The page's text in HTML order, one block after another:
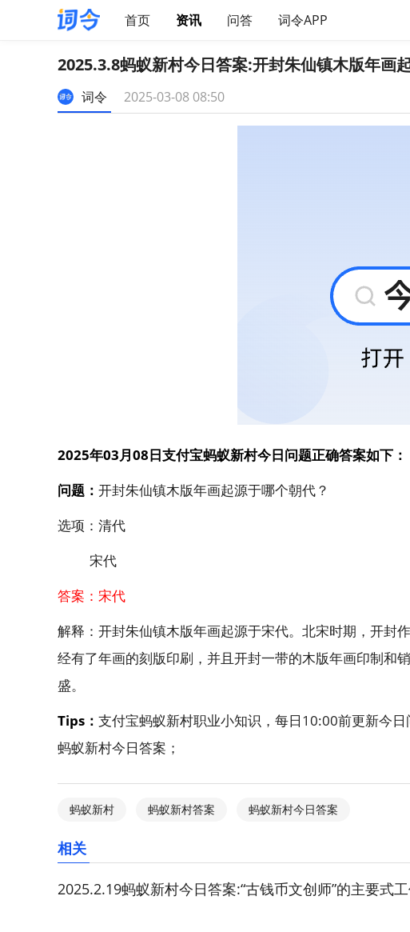
首页 资讯 问答 词令APP
2025.3.8蚂蚁新村今日答案:开封朱仙镇木版年画
词令 2025-03-08 08:50
2025年03月08日支付宝蚂蚁新村今日问题正确答案如下：
问题： 开封朱仙镇木版年画起源于哪个朝代？
选项：清代
宋代
答案：宋代
解释：开封朱仙镇木版年画起源于宋代。北宋时期，开封
经有了年画的刻版印刷，并且开封一带的木版年画印制和
盛。
Tips： 支付宝蚂蚁新村职业小知识，每日10:00前更新今
蚂蚁新村今日答案；
蚂蚁新村 蚂蚁新村答案 蚂蚁新村今日答案
相关
2025.2.19蚂蚁新村今日答案:“古钱币文创师”的主要式